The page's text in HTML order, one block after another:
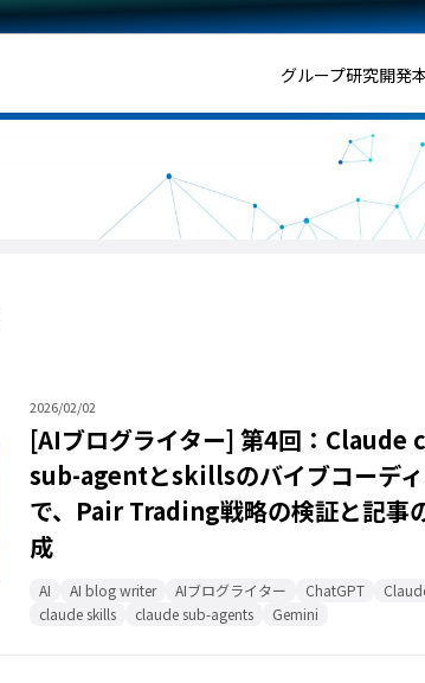
グループ研究開発
2026/02/02
[AIブログライター] 第4回：Claude
sub-agentとskillsのバイブコーデ
で、Pair Trading戦略の検証と記事
成
AI AI blog writer AIブログライター ChatGPT
claude skills
claude sub-agents Gemini